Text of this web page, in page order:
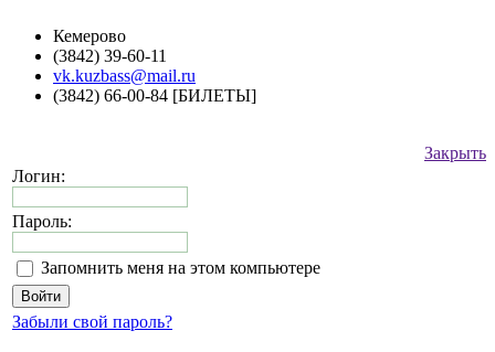
Кемерово
(3842) 39-60-11
vk.kuzbass@mail.ru
(3842) 66-00-84 [БИЛЕТЫ]
Закрыть
Логин:
Пароль:
Запомнить меня на этом компьютере
Забыли свой пароль?